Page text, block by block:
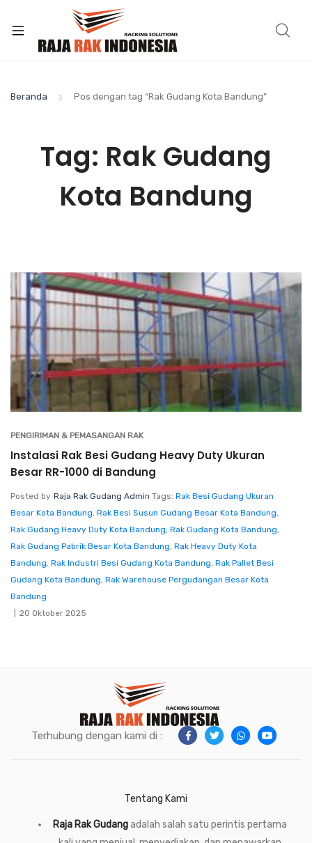
Beranda Pos dengan tag “Rak Gudang Kota Bandung”
Tag: Rak Gudang
Kota Bandung
PENGIRIMAN & PEMASANGAN RAK
Instalasi Rak Besi Gudang Heavy Duty Ukuran
Besar RR-1000 di Bandung
Posted by Raja Rak Gudang Admin Tags: Rak Besi Gudang Ukuran
Besar Kota Bandung, Rak Besi Susun Gudang Besar Kota Bandung,
Rak Gudang Heavy Duty Kota Bandung, Rak Gudang Kota Bandung,
Rak Gudang Pabrik Besar Kota Bandung, Rak Heavy Duty Kota
Bandung, Rak Industri Besi Gudang Kota Bandung, Rak Pallet Besi
Gudang Kota Bandung, Rak Warehouse Pergudangan Besar Kota
Bandung
20 Oktober 2025
Terhubung dengan kami di :
Tentang Kami
Raja Rak Gudangadalah salah satu perintis pertama